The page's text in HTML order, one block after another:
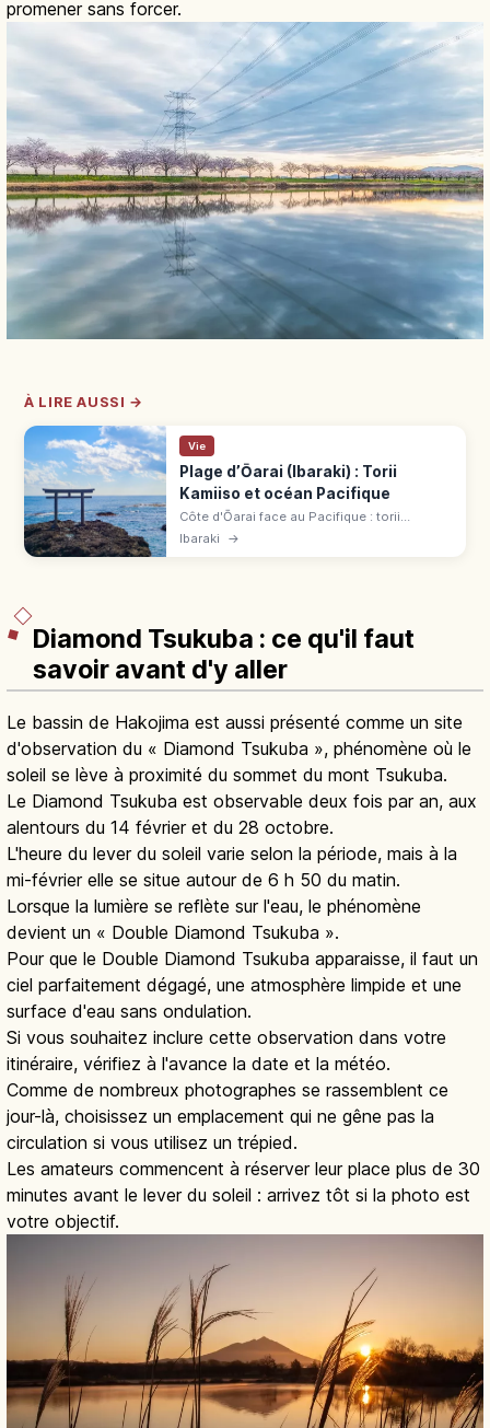
promener sans forcer.
À LIRE AUSSI →
Vie
Plage d’Ōarai (Ibaraki) : Torii
Kamiiso et océan Pacifique
Côte d'Ōarai face au Pacifique : torii
Kamiiso au lever du soleil, surf, aquarium n°
Ibaraki →
Diamond Tsukuba : ce qu'il faut
savoir avant d'y aller
Le bassin de Hakojima est aussi présenté comme un site
d'observation du « Diamond Tsukuba », phénomène où le
soleil se lève à proximité du sommet du mont Tsukuba.
Le Diamond Tsukuba est observable deux fois par an, aux
alentours du 14 février et du 28 octobre.
L'heure du lever du soleil varie selon la période, mais à la
mi-février elle se situe autour de 6 h 50 du matin.
Lorsque la lumière se reflète sur l'eau, le phénomène
devient un « Double Diamond Tsukuba ».
Pour que le Double Diamond Tsukuba apparaisse, il faut un
ciel parfaitement dégagé, une atmosphère limpide et une
surface d'eau sans ondulation.
Si vous souhaitez inclure cette observation dans votre
itinéraire, vérifiez à l'avance la date et la météo.
Comme de nombreux photographes se rassemblent ce
jour-là, choisissez un emplacement qui ne gêne pas la
circulation si vous utilisez un trépied.
Les amateurs commencent à réserver leur place plus de 30
minutes avant le lever du soleil : arrivez tôt si la photo est
votre objectif.